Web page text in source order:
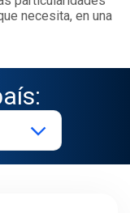
necesita, en una